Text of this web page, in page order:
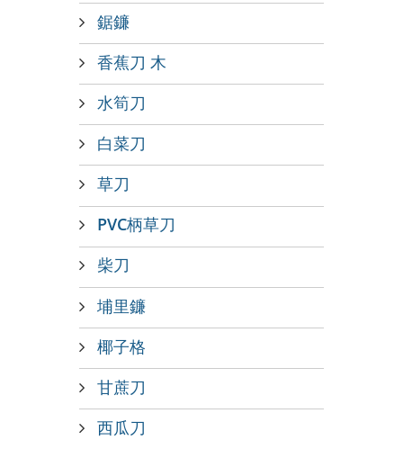
鋸鐮
香蕉刀 木
水筍刀
白菜刀
草刀
PVC柄草刀
柴刀
埔里鐮
椰子格
甘蔗刀
西瓜刀